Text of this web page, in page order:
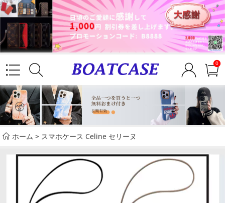
0
ホーム > スマホケース Celine セリーヌ